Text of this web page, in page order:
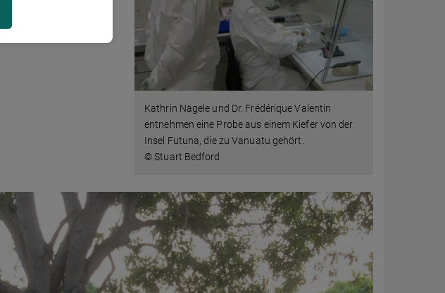
Kathrin Nägele und Dr. Frédérique Valentin
entnehmen eine Probe aus einem Kiefer von der
Insel Futuna, die zu Vanuatu gehört.
© Stuart Bedford